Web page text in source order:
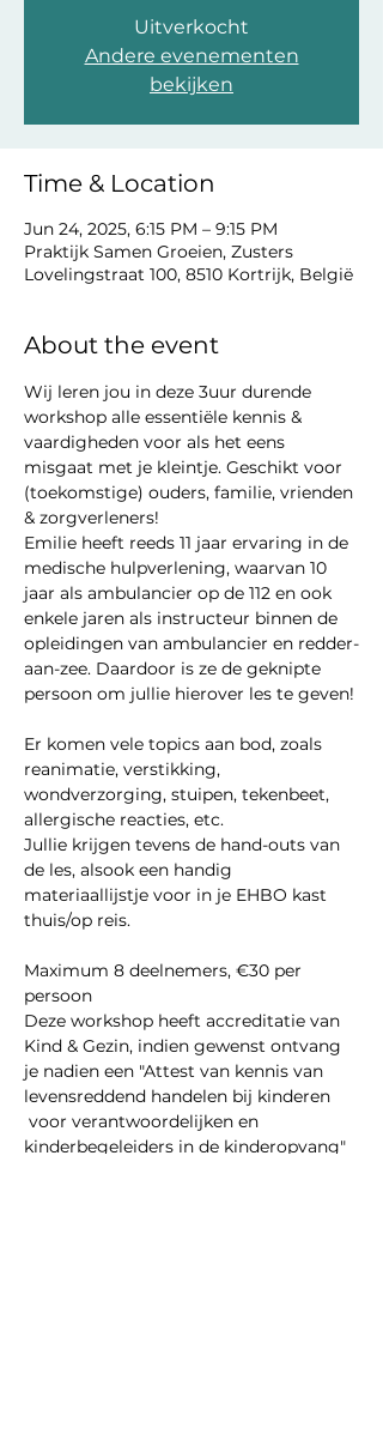
Uitverkocht
Andere evenementen
bekijken
Time & Location
Jun 24, 2025, 6:15 PM – 9:15 PM
Praktijk Samen Groeien, Zusters
Lovelingstraat 100, 8510 Kortrijk, België
About the event
Wij leren jou in deze 3uur durende
workshop alle essentiële kennis &
vaardigheden voor als het eens
misgaat met je kleintje. Geschikt voor
(toekomstige) ouders, familie, vrienden
& zorgverleners!
Emilie heeft reeds 11 jaar ervaring in de
medische hulpverlening, waarvan 10
jaar als ambulancier op de 112 en ook
enkele jaren als instructeur binnen de
opleidingen van ambulancier en redder-
aan-zee. Daardoor is ze de geknipte
persoon om jullie hierover les te geven!
Er komen vele topics aan bod, zoals
reanimatie, verstikking,
wondverzorging, stuipen, tekenbeet,
allergische reacties, etc.
Jullie krijgen tevens de hand-outs van
de les, alsook een handig
materiaallijstje voor in je EHBO kast
thuis/op reis.
Maximum 8 deelnemers, €30 per
persoon
Deze workshop heeft accreditatie van
Kind & Gezin, indien gewenst ontvang
je nadien een "Attest van kennis van
levensreddend handelen bij kinderen
voor verantwoordelijken en
kinderbegeleiders in de kinderopvang"